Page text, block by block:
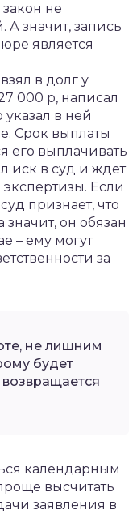
не
А значит, запись
является
в долг у
000 р, написал
в ней
Срок выплаты
его выплачивать
иск в суд и ждет
Если
признает, что
он обязан
– ему могут
за
не лишним
будет
календарным
высчитать
заявления в